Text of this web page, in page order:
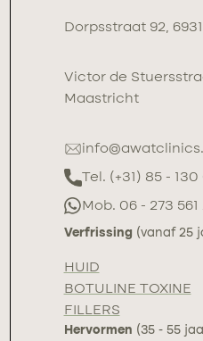
Dorpsstraat 92,
Victor de
Maastricht
Tel. (+31) 85 -
Mob. 06 - 273 561
Verfrissing (vanaf 25
HUID
BOTULINE TOXINE
FILLERS
Hervormen (35 - 55